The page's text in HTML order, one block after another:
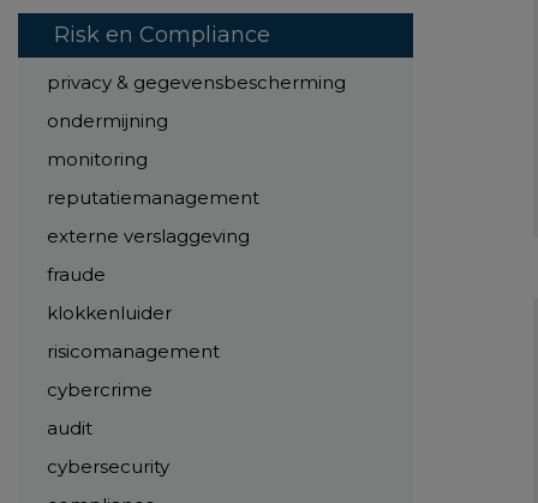
Risk en Compliance
privacy & gegevensbescherming
ondermijning
monitoring
reputatiemanagement
externe verslaggeving
fraude
klokkenluider
risicomanagement
cybercrime
audit
cybersecurity